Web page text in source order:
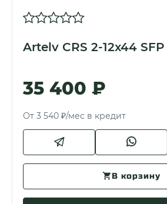
Artelv CRS 2-12x44
35 400 ₽
От 3 540 ₽/мес в кредит
В корзину